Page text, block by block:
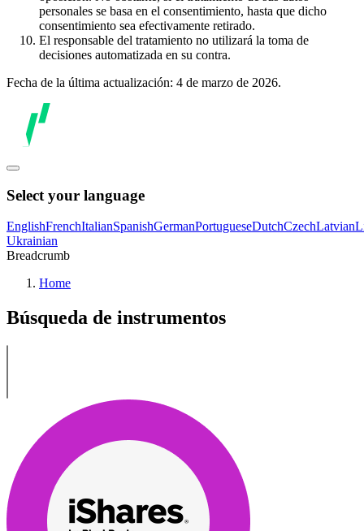
personales se basa en el consentimiento, hasta que dicho
consentimiento sea efectivamente retirado.
El responsable del tratamiento no utilizará la toma de
decisiones automatizada en su contra.
Fecha de la última actualización: 4 de marzo de 2026.
Select your language
EnglishFrenchItalianSpanishGermanPortugueseDutchCzechLatvian
Ukrainian
Breadcrumb
Home
Búsqueda de instrumentos